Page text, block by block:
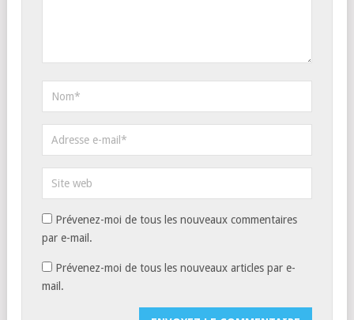
Prévenez-moi de tous les nouveaux commentaires
par e-mail.
Prévenez-moi de tous les nouveaux articles par e-
mail.